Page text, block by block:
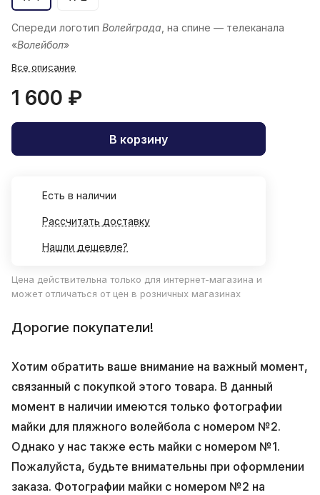
Спереди логотип Волейграда, на спине — телеканала
«Волейбол»
Все описание
1 600 ₽
В корзину
Есть в наличии
Рассчитать доставку
Нашли дешевле?
Цена действительна только для интернет-магазина и
может отличаться от цен в розничных магазинах
Дорогие покупатели!
Хотим обратить ваше внимание на важный момент,
связанный с покупкой этого товара. В данный
момент в наличии имеются только фотографии
майки для пляжного волейбола с номером №2.
Однако у нас также есть майки с номером №1.
Пожалуйста, будьте внимательны при оформлении
заказа. Фотографии майки с номером №2 на